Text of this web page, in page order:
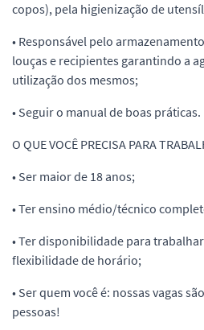
copos), pela higienização de
• Responsável pelo
louças e recipientes garantindo a
utilização dos mesmos;
• Seguir o manual de boas práticas.
O QUE VOCÊ PRECISA PARA
• Ser maior de 18 anos;
• Ter ensino médio/técnico
• Ter disponibilidade para
flexibilidade de horário;
• Ser quem você é: nossas vagas
pessoas!